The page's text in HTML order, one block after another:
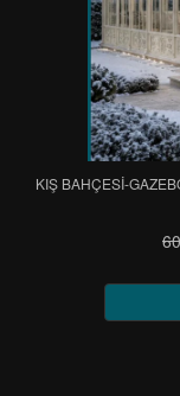
KIŞ BAHÇESİ-